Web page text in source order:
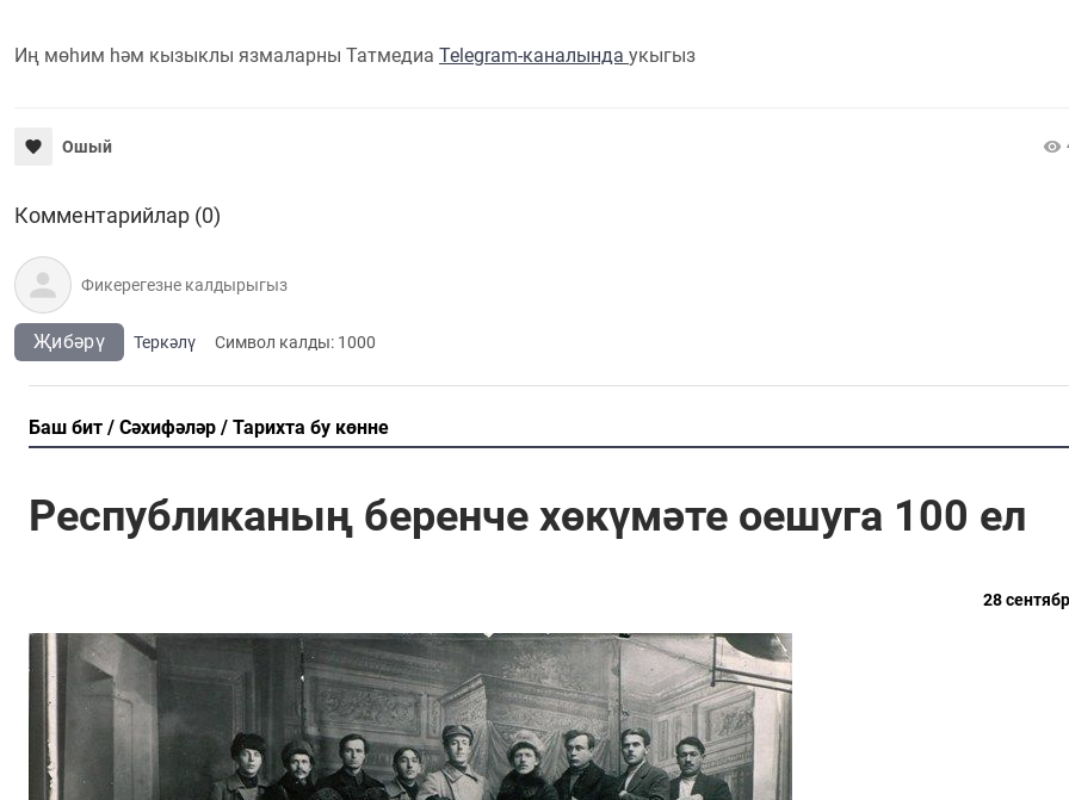
Иң мөһим һәм кызыклы язмаларны Татмедиа Telegram-каналында укыгыз
Ошый
Комментарийлар (0)
Җибәрү Теркәлү Cимвол калды: 1000
Баш бит Сәхифәләр Тарихта бу көнне
Республиканың беренче хөкүмәте оешуга 100 ел
28